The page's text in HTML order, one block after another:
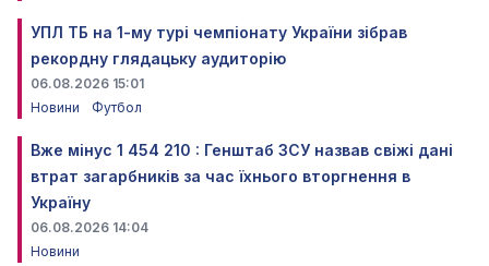
УПЛ ТБ на 1-му турі чемпіонату України зібрав
рекордну глядацьку аудиторію
06.08.2026 15:01
Новини
Футбол
Вже мінус 1 454 210 : Генштаб ЗСУ назвав свіжі дані
втрат загарбників за час їхнього вторгнення в
Україну
06.08.2026 14:04
Новини